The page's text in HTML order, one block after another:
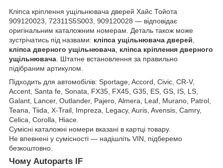
Кліпса кріплення ущільнювача дверей Хайс Тойота
909120023, 72311S5S003, 909120028 — відповідає
оригінальним каталожним номерам. Деталь також може
зустрічатись під назвами: кліпса ущільнювача дверей,
кліпса дверного ущільнювача, кліпса кріплення дверного
ущільнювача. Штатне встановлення за правильно
підібраним артикулом.
Підходить для автомобілів: Sportage, Accord, Civic, CR-V,
Accent, Santa fe, Sonata, FX35, FX45, G35, ES, GS, IS, LS,
Galant, Lancer, Outlander, Pajero, Almera, Leaf, Murano, Patrol,
Teana, Tiida, X-Trail, Impreza, Legacy, Auris, Avensis, Camry,
Celica, Corolla, Hiace.
Сумісні каталожні номери вказані в картці товару.
Не впевнені у сумісності — надішліть VIN, підберемо
безкоштовно.
Чому Autoparts IF